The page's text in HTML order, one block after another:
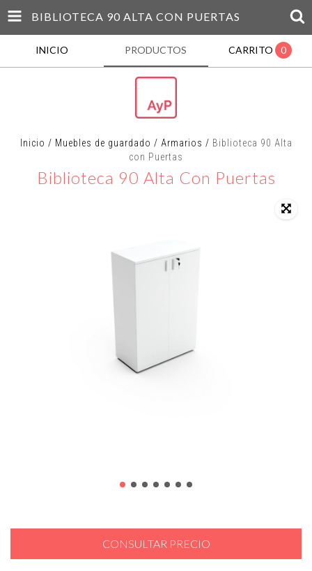
BIBLIOTECA 90 ALTA CON PUERTAS
INICIO PRODUCTOS CARRITO 0
Inicio / Muebles de guardado / Armarios / Biblioteca 90 Alta
con Puertas
Biblioteca 90 Alta Con Puertas